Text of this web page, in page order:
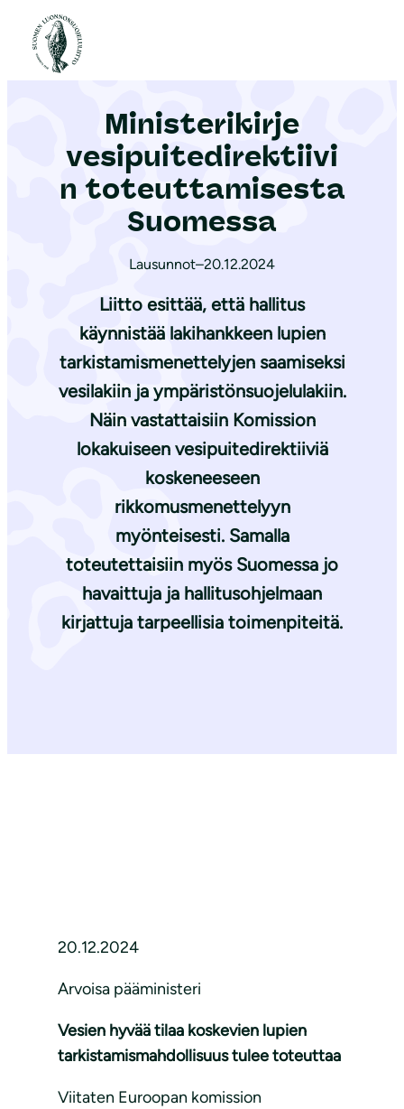
Etusivu
Ministerikirje
vesipuitedirektiivi
n toteuttamisesta
Suomessa
Lausunnot–20.12.2024
Liitto esittää, että hallitus
käynnistää lakihankkeen lupien
tarkistamismenettelyjen saamiseksi
vesilakiin ja ympäristönsuojelulakiin.
Näin vastattaisiin Komission
lokakuiseen vesipuitedirektiiviä
koskeneeseen
rikkomusmenettelyyn
myönteisesti. Samalla
toteutettaisiin myös Suomessa jo
havaittuja ja hallitusohjelmaan
kirjattuja tarpeellisia toimenpiteitä.
20.12.2024
Arvoisa pääministeri
Vesien hyvää tilaa koskevien lupien
tarkistamismahdollisuus tulee toteuttaa
Viitaten Euroopan komission